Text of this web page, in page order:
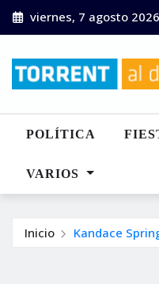
Saltar
al
viernes, 7 agosto 2026
POLÍTICA
VARIOS
Inicio Kandace